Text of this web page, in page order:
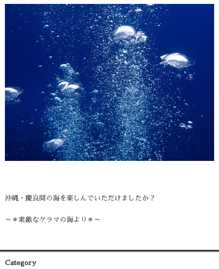
沖縄・慶良間の海を楽しんでいただけましたか？
～＊素敵なケラマの海より＊～
Category